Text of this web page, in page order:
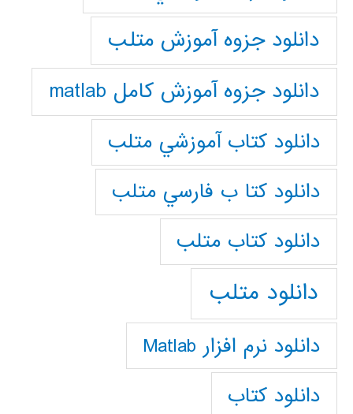
دانلود جزوه آموزش متلب
دانلود جزوه آموزش کامل matlab
دانلود كتاب آموزشي متلب
دانلود كتا ب فارسي متلب
دانلود كتاب متلب
دانلود متلب
دانلود نرم افزار Matlab
دانلود کتاب